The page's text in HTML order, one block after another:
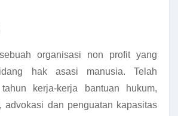
organisasi non profit yang
hak asasi manusia. Telah
kerja-kerja bantuan hukum,
advokasi dan penguatan kapasitas